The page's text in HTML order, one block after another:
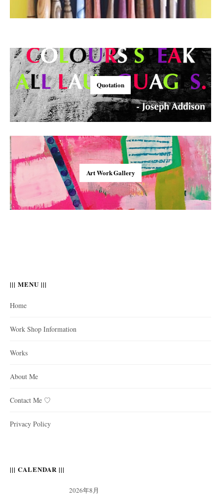
Quotation
Art Work Gallery
||| MENU |||
Home
Work Shop Information
Works
About Me
Contact Me ♡
Privacy Policy
||| CALENDAR |||
2026年8月